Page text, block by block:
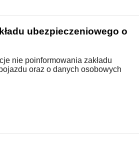
ubezpieczeniowego o
nie poinformowania zakładu
oraz o danych osobowych